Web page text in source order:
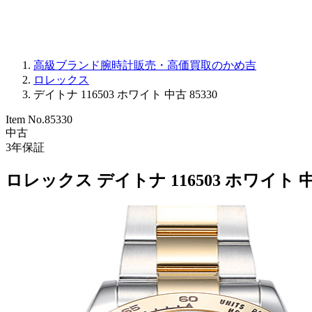
高級ブランド腕時計販売・高価買取のかめ吉
ロレックス
デイトナ 116503 ホワイト 中古 85330
Item No.85330
中古
3年保証
ロレックス デイトナ 116503 ホワイト